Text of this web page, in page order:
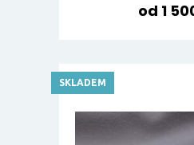
od 1
SKLADEM